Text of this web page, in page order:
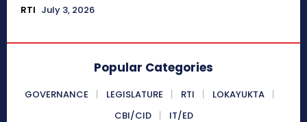
RTI July 3, 2026
Popular Categories
GOVERNANCE LEGISLATURE RTI
LOKAYUKTA
CBI/CID
IT/ED